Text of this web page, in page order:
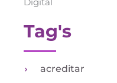
Tag's
acreditar